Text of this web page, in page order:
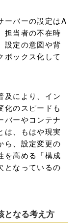
ーバーの設定はA
担当者の不在時
設定の意図や背
ボックス化して
及により、イン
化のスピードも
バーやコンテナ
は、もはや現実
ら、設定変更の
を高める「構成
となっているの
なる考え方